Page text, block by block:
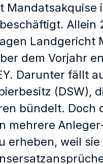
Mandatsakquise
Allein
Landgericht
dem Vorjahr
Darunter fällt
(DSW),
bündelt. Doch
mehrere
erheben, weil